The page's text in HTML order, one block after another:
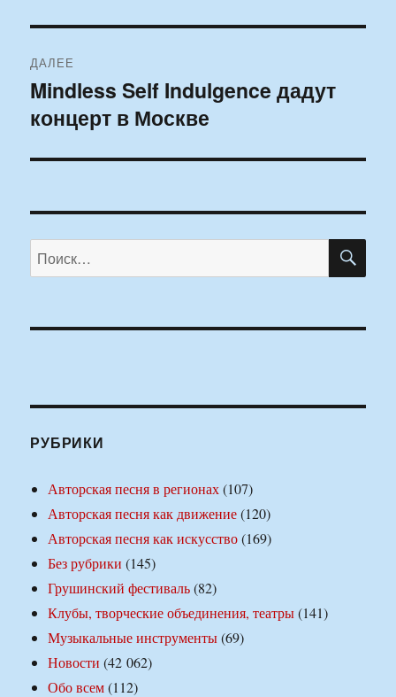
ДАЛЕЕ
Следующая
запись:
Mindless Self Indulgence дадут
концерт в Москве
Искать:
РУБРИКИ
Авторская песня в регионах(107)
Авторская песня как движение(120)
Авторская песня как искусство(169)
Без рубрики (145)
Грушинский фестиваль(82)
Клубы, творческие объединения, театры(141)
Музыкальные инструменты(69)
Новости (42 062)
Обо всем(112)